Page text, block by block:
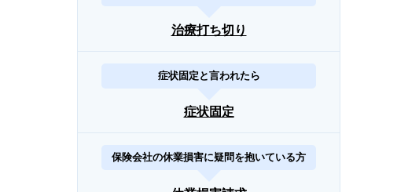
治療打ち切り
症状固定と言われたら
症状固定
保険会社の休業損害に疑問を抱いている方